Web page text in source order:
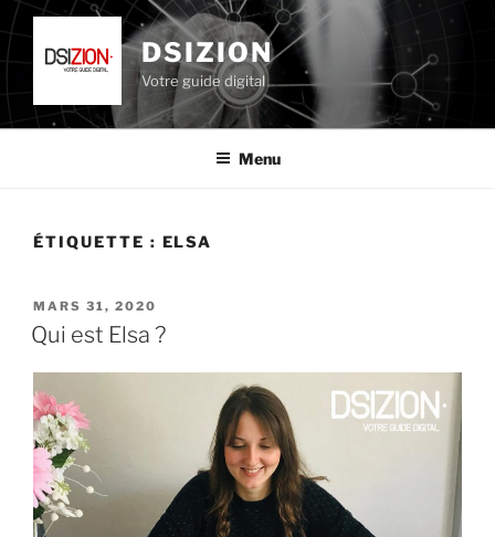
Aller
au
contenu
DSIZION
Votre guide digital
Menu
ÉTIQUETTE : ELSA
PUBLIÉ
LE
MARS 31, 2020
Qui est Elsa ?